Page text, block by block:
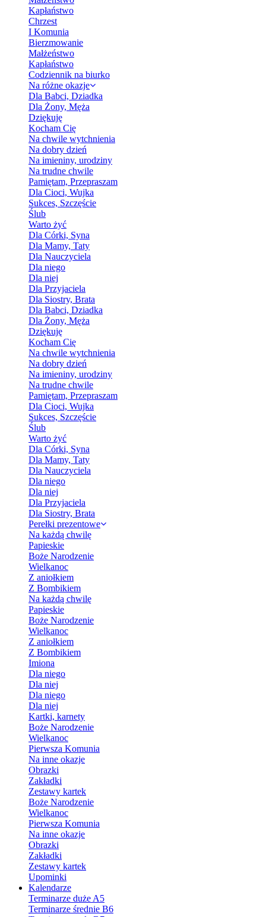
Kapłaństwo
Chrzest
I Komunia
Bierzmowanie
Małżeństwo
Kapłaństwo
Codziennik na biurko
Na różne okazje
Dla Babci, Dziadka
Dla Żony, Męża
Dziękuję
Kocham Cię
Na chwile wytchnienia
Na dobry dzień
Na imieniny, urodziny
Na trudne chwile
Pamiętam, Przepraszam
Dla Cioci, Wujka
Sukces, Szczęście
Ślub
Warto żyć
Dla Córki, Syna
Dla Mamy, Taty
Dla Nauczyciela
Dla niego
Dla niej
Dla Przyjaciela
Dla Siostry, Brata
Dla Babci, Dziadka
Dla Żony, Męża
Dziękuję
Kocham Cię
Na chwile wytchnienia
Na dobry dzień
Na imieniny, urodziny
Na trudne chwile
Pamiętam, Przepraszam
Dla Cioci, Wujka
Sukces, Szczęście
Ślub
Warto żyć
Dla Córki, Syna
Dla Mamy, Taty
Dla Nauczyciela
Dla niego
Dla niej
Dla Przyjaciela
Dla Siostry, Brata
Perełki prezentowe
Na każdą chwilę
Papieskie
Boże Narodzenie
Wielkanoc
Z aniołkiem
Z Bombikiem
Na każdą chwilę
Papieskie
Boże Narodzenie
Wielkanoc
Z aniołkiem
Z Bombikiem
Imiona
Dla niego
Dla niej
Dla niego
Dla niej
Kartki, karnety
Boże Narodzenie
Wielkanoc
Pierwsza Komunia
Na inne okazje
Obrazki
Zakładki
Zestawy kartek
Boże Narodzenie
Wielkanoc
Pierwsza Komunia
Na inne okazje
Obrazki
Zakładki
Zestawy kartek
Upominki
Kalendarze
Terminarze duże A5
Terminarze średnie B6